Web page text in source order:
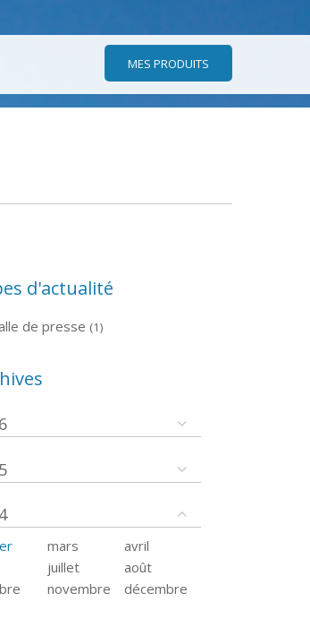
MES PRODUITS
d'actualité
de presse (1)
mars
avril
juillet
août
novembre décembre